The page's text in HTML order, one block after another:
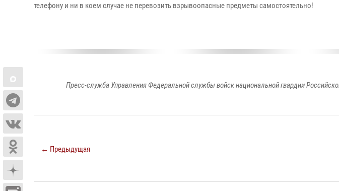
телефону и ни в коем случае не перевозить взрывоопасные предметы самостоятельно!
Пресс-служба Управления Федеральной службы войск национальной гвардии
← Предыдущая